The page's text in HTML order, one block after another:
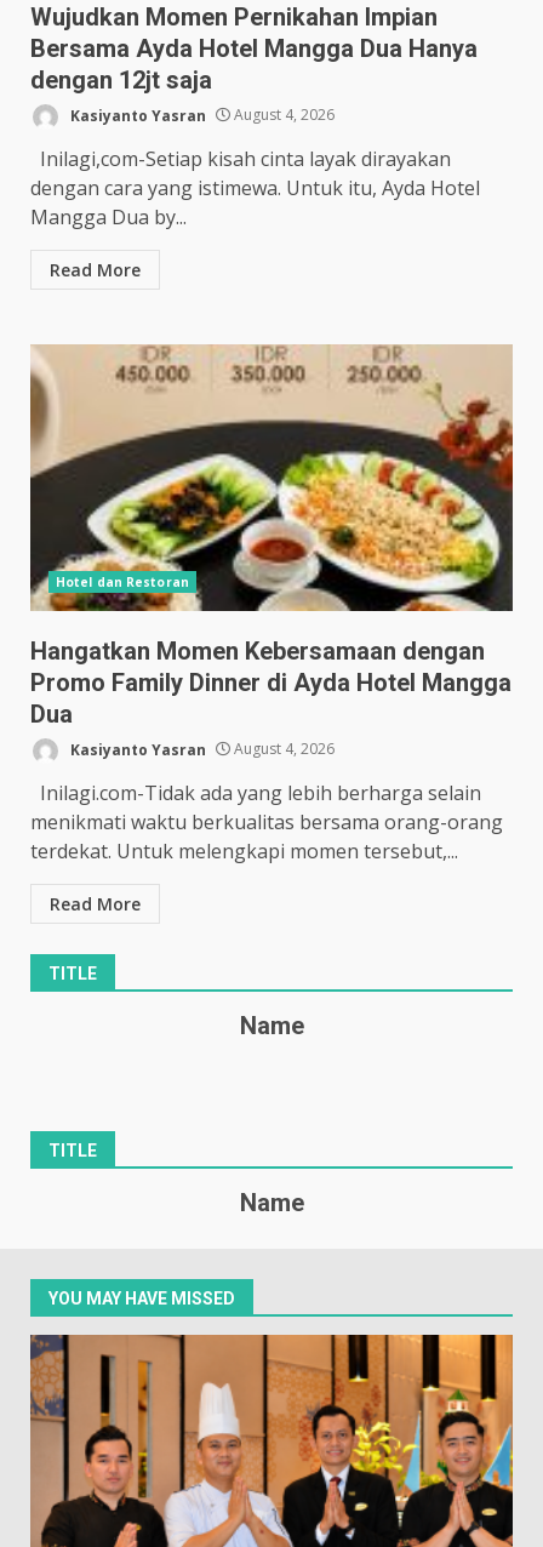
Wujudkan Momen Pernikahan Impian
Bersama Ayda Hotel Mangga Dua Hanya
dengan 12jt saja
Kasiyanto Yasran August 4, 2026
Inilagi,com-Setiap kisah cinta layak dirayakan
dengan cara yang istimewa. Untuk itu, Ayda Hotel
Mangga Dua by...
Read More
Hotel dan Restoran
Hangatkan Momen Kebersamaan dengan
Promo Family Dinner di Ayda Hotel Mangga
Dua
Kasiyanto Yasran August 4, 2026
Inilagi.com-Tidak ada yang lebih berharga selain
menikmati waktu berkualitas bersama orang-orang
terdekat. Untuk melengkapi momen tersebut,...
Read More
TITLE
Name
TITLE
Name
YOU MAY HAVE MISSED